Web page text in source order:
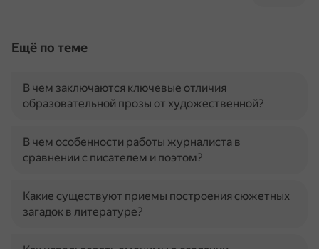
Ещё по теме
В чем заключаются ключевые отличия
образовательной прозы от художественной?
В чем особенности работы журналиста в
сравнении с писателем и поэтом?
Какие существуют приемы построения сюжетных
загадок в литературе?